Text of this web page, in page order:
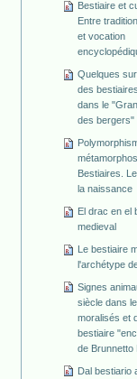
Bestiaire et
Entre
et vocation
Quelques
des
dans le
des bergers"
Bestiaires.
la naissance
El drac en el
medieval
Le bestiaire
l'archétype
Signes
siècle dans
moralisés et
bestiaire
de Brunnetto
Dal bestiario